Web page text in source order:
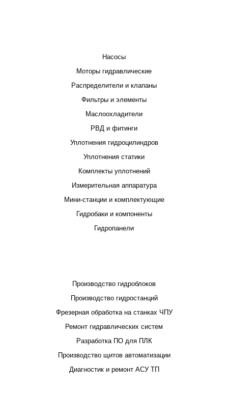
Насосы
Моторы гидравлические
Распределители и клапаны
Фильтры и элементы
Маслоохладители
РВД и фитинги
Уплотнения гидроцилиндров
Уплотнения статики
Комплекты уплотнений
Измерительная аппаратура
Мини-станции и комплектующие
Гидробаки и компоненты
Гидропанели
Производство гидроблоков
Производство гидростанций
Фрезерная обработка на станках ЧПУ
Ремонт гидравлических систем
Разработка ПО для ПЛК
Производство щитов автоматизации
Диагностик и ремонт АСУ ТП